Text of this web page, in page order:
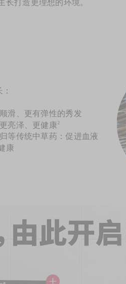
打造更理想的环境。
滑、更有弹性的秀发
亮泽、更健康2
等传统中草药：促进血液
康